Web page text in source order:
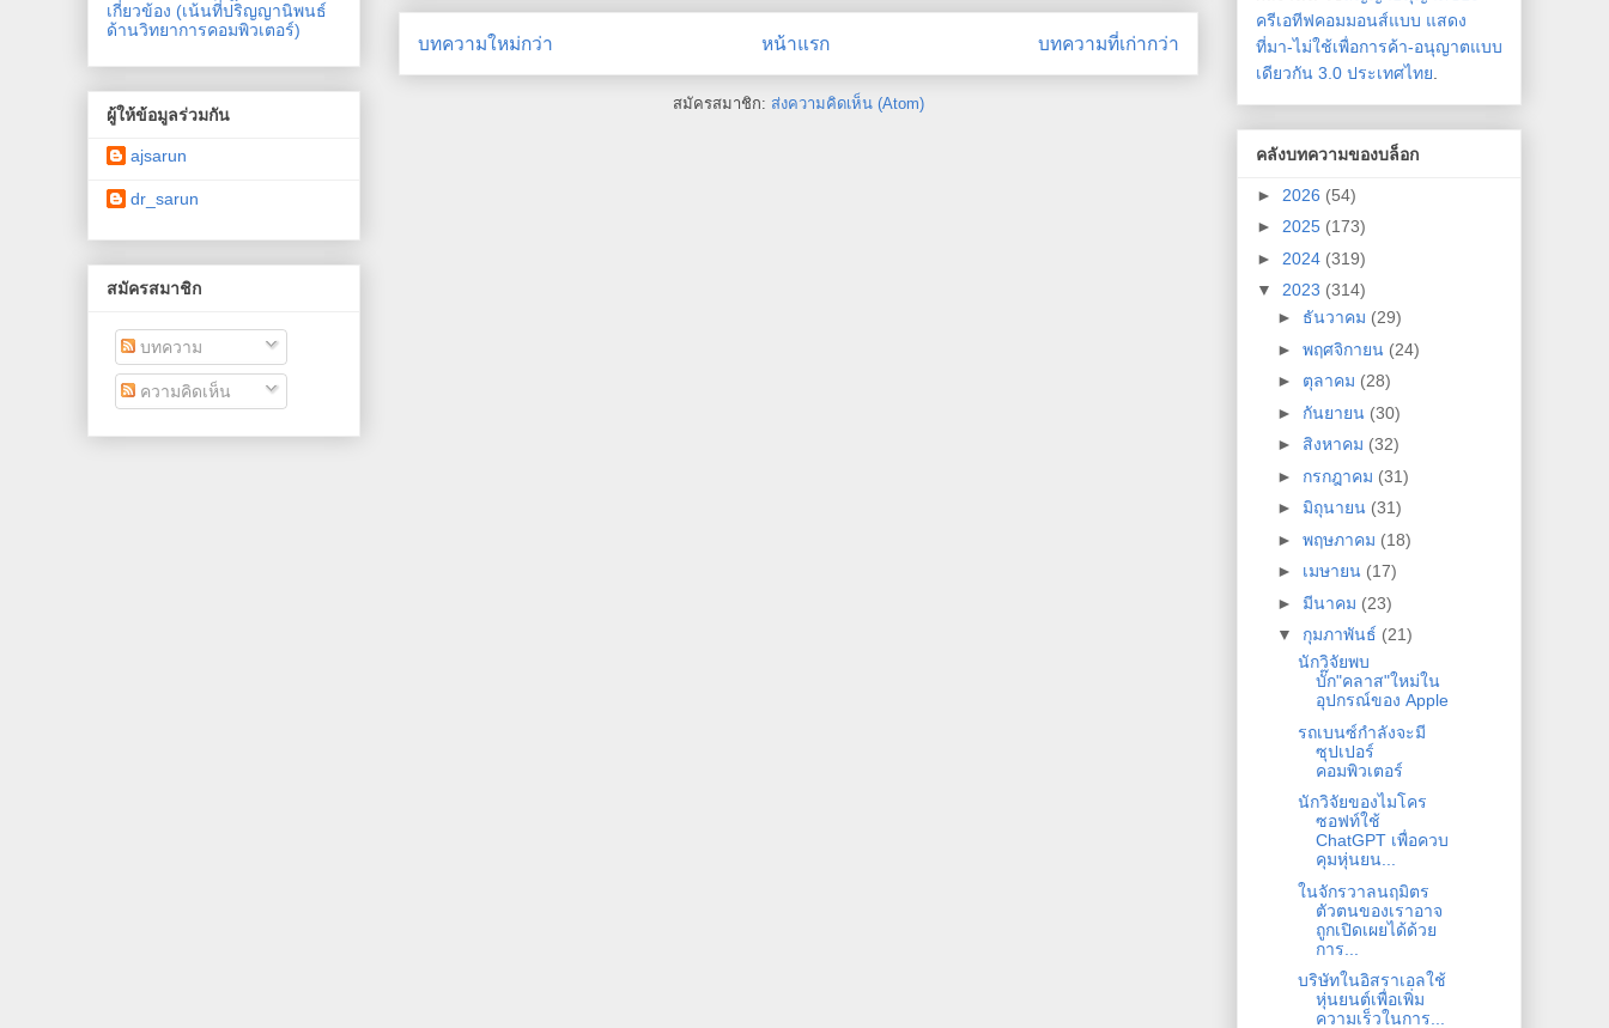
บทความใหม่กว่า บทความที่เก่ากว่า
หน้าแรก
สมัครสมาชิก: ส่งความคิดเห็น (Atom)
เกี่ยวข้อง (เน้นที่ปริญญานิพนธ์
ด้านวิทยาการคอมพิวเตอร์)
ผู้ให้ข้อมูลร่วมกัน
ajsarun
dr_sarun
สมัครสมาชิก
บทความ
ความคิดเห็น
ครีเอทีฟคอมมอนส์แบบ แสดง
ที่มา-ไม่ใช้เพื่อการค้า-อนุญาตแบบ
เดียวกัน 3.0 ประเทศไทย
คลังบทความของบล็อก
► 2026 (54)
► 2025 (173)
► 2024 (319)
▼ 2023 (314)
► ธันวาคม (29)
► พฤศจิกายน (24)
► ตุลาคม (28)
► กันยายน (30)
► สิงหาคม (32)
► กรกฎาคม (31)
► มิถุนายน (31)
► พฤษภาคม (18)
► เมษายน (17)
► มีนาคม (23)
▼ กุมภาพันธ์ (21)
นักวิจัยพบ
บั๊ก"คลาส"ใหม่ใน
อุปกรณ์ของ Apple
รถเบนซ์กำลังจะมี
ซุปเปอร์
คอมพิวเตอร์
นักวิจัยของไมโคร
ซอฟท์ใช้
ChatGPT เพื่อควบ
คุมหุ่นยน...
ในจักรวาลนฤมิตร
ตัวตนของเราอาจ
ถูกเปิดเผยได้ด้วย
การ...
บริษัทในอิสราเอลใช้
หุ่นยนต์เพื่อเพิ่ม
ความเร็วในการ...